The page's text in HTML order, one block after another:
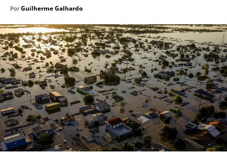
Por Guilherme Galhardo